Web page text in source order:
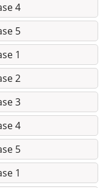
4
5
1
2
3
4
5
1